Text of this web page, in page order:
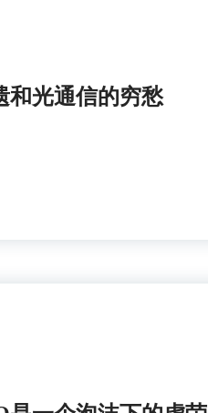
和光通信的穷愁